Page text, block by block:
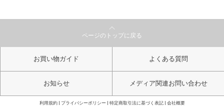
ページのトップに戻る
お買い物ガイド よくある質問
お知らせ メディア関連お問い合わせ
利用規約 プライバシーポリシー 特定商取引法に基づく表記 会社概要